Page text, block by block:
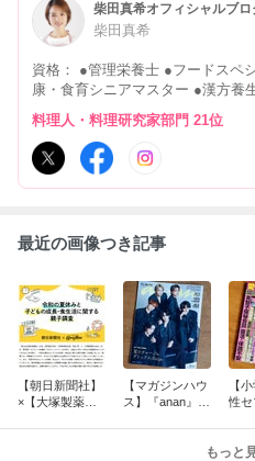
柴田真希
資格： ●管理栄養士 ●フードスペ
康・食育シニアマスター ●漢方養
アスリート・ジュニアインストラ
ート柴田真希のお仕事日記
料理人・料理研究家部門 21位
最近の画像つき記事
【朝日新聞社】
×【大塚製薬】
【マガジンハウ
ス】『anan』20
【
性セ
ゆ、
もっと